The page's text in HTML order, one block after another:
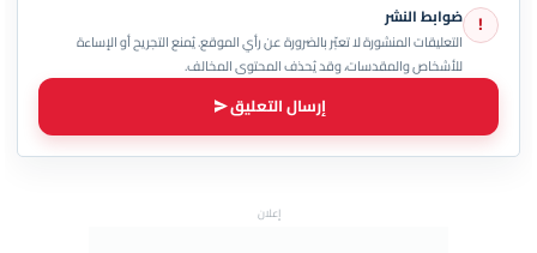
! ضوابط النشر
التعليقات المنشورة لا تعبّر بالضرورة عن رأي الموقع. يُمنع التجريح أو الإساءة
للأشخاص والمقدسات، وقد يُحذف المحتوى المخالف.
إرسال التعليق
إعلان